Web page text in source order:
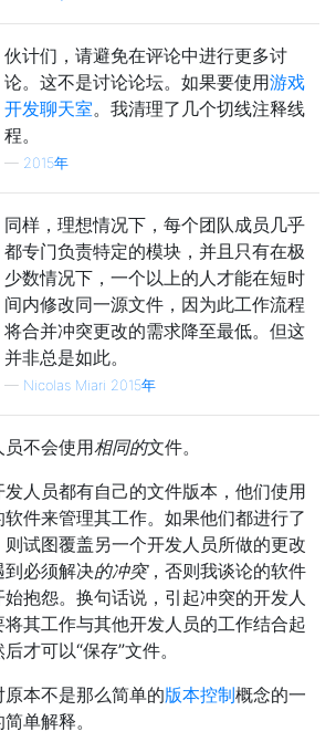
伙计们，请避免在评论中进行更多讨
论。这不是讨论论坛。如果要使用游戏
开发聊天室。我清理了几个切线注释线
程。
— 2015年
同样，理想情况下，每个团队成员几乎
都专门负责特定的模块，并且只有在极
少数情况下，一个以上的人才能在短时
间内修改同一源文件，因为此工作流程
将合并冲突更改的需求降至最低。但这
并非总是如此。
— Nicolas Miari 2015年
员不会使用相同的文件。
发人员都有自己的文件版本，他们使用
软件来管理其工作。如果他们都进行了
则试图覆盖另一个开发人员所做的更改
到必须解决的冲突，否则我谈论的软件
始抱怨。换句话说，引起冲突的开发人
将其工作与其他开发人员的工作结合起
才可以“保存”文件。
原本不是那么简单的版本控制概念的一
单解释。